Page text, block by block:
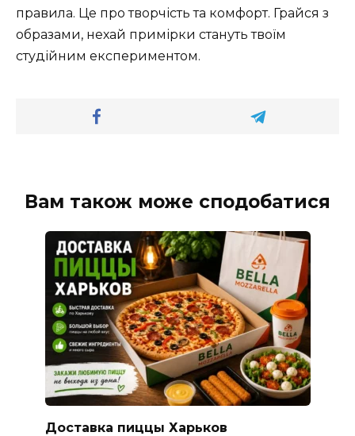
правила. Це про творчість та комфорт. Грайся з
образами, нехай примірки стануть твоїм
студійним експериментом.
Вам також може сподобатися
Доставка пиццы Харьков